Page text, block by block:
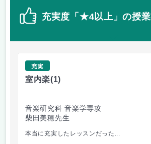
充実度「★4以上」の授業
充実
室内楽(1)
音楽研究科 音楽学専攻
柴田美穂先生
本当に充実したレッスンだった...